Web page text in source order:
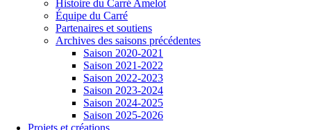
Histoire du Carré Amelot
Équipe du Carré
Partenaires et soutiens
Archives des saisons précédentes
Saison 2020-2021
Saison 2021-2022
Saison 2022-2023
Saison 2023-2024
Saison 2024-2025
Saison 2025-2026
Projets et créations